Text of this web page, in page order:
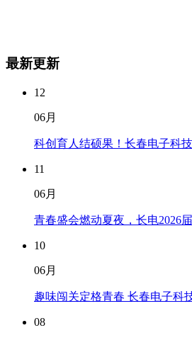
最新更新
12
06月
科创育人结硕果！长春电子科
11
06月
青春盛会燃动夏夜，长电2026
10
06月
趣味闯关定格青春 长春电子科
08